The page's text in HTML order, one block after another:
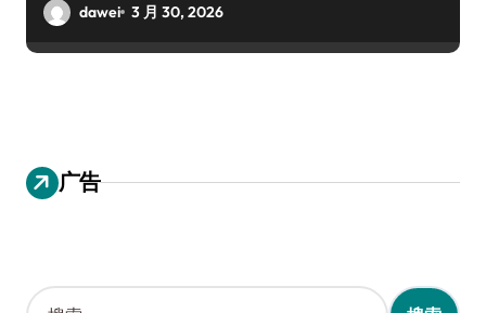
dawei 3 月 30, 2026
广告
搜